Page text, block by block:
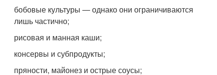
бобовые культуры — однако они ограничиваются
лишь частично;
рисовая и манная каши;
консервы и субпродукты;
пряности, майонез и острые соусы;